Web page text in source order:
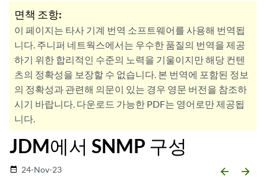
면책 조항:
이 페이지는 타사 기계 번역 소프트웨어를 사용해 번역됩
니다. 주니퍼 네트웍스에서는 우수한 품질의 번역을 제공
하기 위한 합리적인 수준의 노력을 기울이지만 해당 컨텐
츠의 정확성을 보장할 수 없습니다. 본 번역에 포함된 정보
의 정확성과 관련해 의문이 있는 경우 영문 버전을 참조하
시기 바랍니다. 다운로드 가능한 PDF는 영어로만 제공됩
니다.
JDM에서 SNMP 구성
date_range 24-Nov-23 arrow_backward arrow_forward